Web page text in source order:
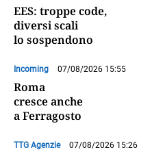
EES: troppe code,
diversi scali
lo sospendono
Incoming 07/08/2026 15:55
Roma
cresce anche
a Ferragosto
TTG Agenzie 07/08/2026 15:26